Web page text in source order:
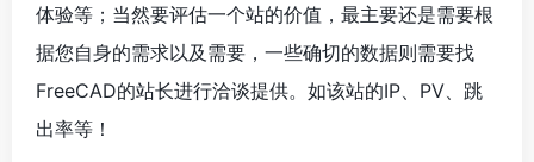
体验等；当然要评估一个站的价值，最主要还是需要根
据您自身的需求以及需要，一些确切的数据则需要找
FreeCAD的站长进行洽谈提供。如该站的IP、PV、跳
出率等！